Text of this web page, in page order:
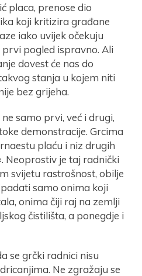
placa, prenose dio
koji kritizira građane
iako uvijek očekuju
pogled ispravno. Ali
dovest će nas do
stanja u kojem niti
bez grijeha.
samo prvi, već i drugi,
demonstracije. Grcima
plaću i niz drugih
Neoprostiv je taj radnički
svijetu rastrošnost, obilje
samo onima koji
onima čiji raj na zemlji
čistilišta, a ponegdje i
se grčki radnici nisu
Ne zgražaju se